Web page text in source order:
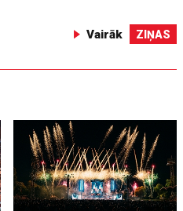
Vairāk ZIŅAS